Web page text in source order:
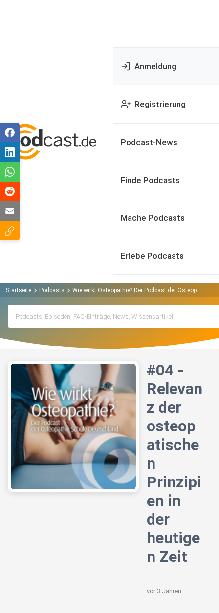
Anmeldung
Registrierung
Podcast-News
Finde Podcasts
Mache Podcasts
Erlebe Podcasts
Startseite Podcasts Wie wirkt Osteopathie? Der Podcast der Osteopathie
#04 -
Relevan
z der
osteop
atische
n
Prinzipi
en in
der
heutige
n Zeit
vor 3 Jahren